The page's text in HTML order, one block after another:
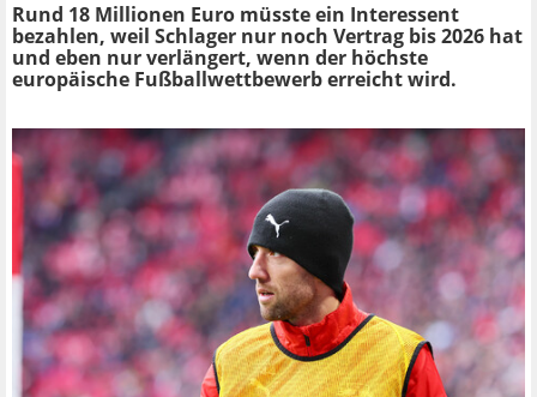
Rund 18 Millionen Euro müsste ein Interessent
bezahlen, weil Schlager nur noch Vertrag bis 2026 hat
und eben nur verlängert, wenn der höchste
europäische Fußballwettbewerb erreicht wird.